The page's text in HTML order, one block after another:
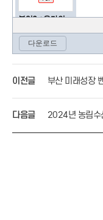
이전글 부산 미래성장
다음글
2024년 농림수
품투자 계정) 공